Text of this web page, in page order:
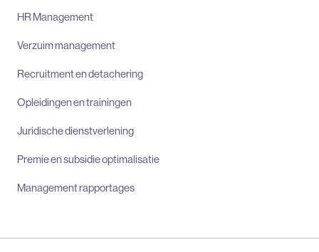
HR Management
Verzuim management
Recruitment en detachering
Opleidingen en trainingen
Juridische dienstverlening
Premie en subsidie optimalisatie
Management rapportages